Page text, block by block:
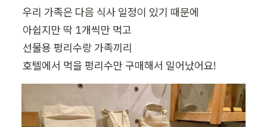
우리 가족은 다음 식사 일정이 있기 때문에
아쉽지만 딱 1개씩만 먹고
선물용 펑리수랑 가족끼리
호텔에서 먹을 펑리수만 구매해서 일어났어요!